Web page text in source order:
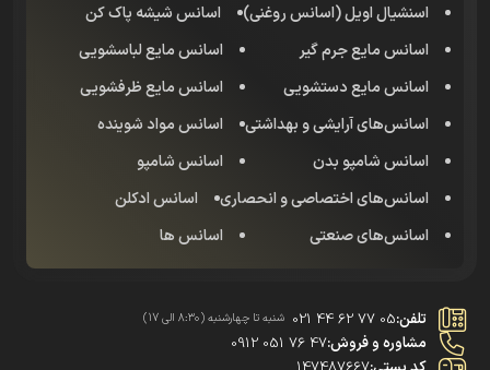
اسنشیال اویل (اسانس روغنی)
اسانس شیشه پاک کن
اسانس مایع جرم گیر
اسانس مایع لباسشویی
اسانس مایع دستشویی
اسانس مایع ظرفشویی
اسانس‌های آرایشی و بهداشتی
اسانس مواد شوینده
اسانس شامپو بدن
اسانس شامپو
اسانس‌های اختصاصی و انحصاری
اسانس‌ ادکلن
اسانس‌های صنعتی
اسانس ها
تلفن:021 44 62 77 05 شنبه تا چهارشنبه (8:30 الی 17)
مشاوره و فروش:0912 051 76 47